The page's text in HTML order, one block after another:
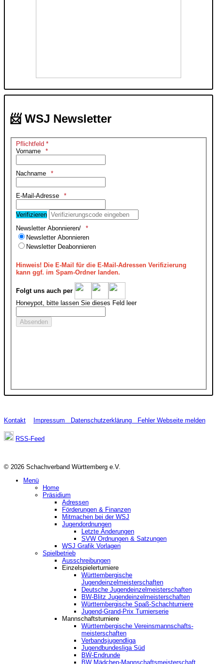
📨 WSJ Newsletter
Pflichtfeld *
Vorname
Nachname
E-Mail-Adresse
Verifizieren
Newsletter Abonnieren/
Newsletter Abonnieren
Newsletter Deabonnieren
Hinweis! Die E-Mail für die E-Mail-Adressen Verifizierung
kann ggf. im Spam-Ordner landen.
Folgt uns auch per
Honeypot, bitte lassen Sie dieses Feld leer
Kontakt Impressum Datenschutzerklärung Fehler Webseite melden
RSS-Feed
© 2026 Schachverband Württemberg e.V.
Menü
Home
Präsidium
Adressen
Förderungen & Finanzen
Mitmachen bei der WSJ
Jugendordnungen
Letzte Änderungen
SVW Ordnungen & Satzungen
WSJ Grafik Vorlagen
Spielbetrieb
Ausschreibungen
Einzelspielerturniere
Württembergische
Jugendeinzelmeisterschaften
Deutsche Jugendeinzelmeisterschaften
BW-Blitz Jugendeinzelmeisterschaften
Württembergische Spaß-Schachturniere
Jugend-Grand-Prix Turnierserie
Mannschaftsturniere
Württembergische Vereinsmannschafts-
meisterschaften
Verbandsjugendliga
Jugendbundesliga Süd
BW-Endrunde
BW Mädchen-Mannschaftsmeisterschaft